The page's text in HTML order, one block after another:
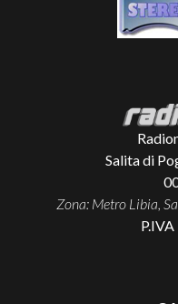
Salita di
Zona: Metro Libia,